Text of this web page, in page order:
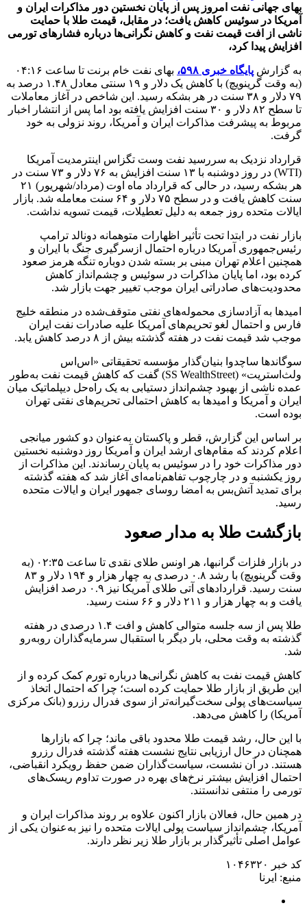
بهای جهانی نفت امروز پس از پایان نخستین دور مذاکرات ایران و
آمریکا در سوئیس کاهش یافت؛ در مقابل، قیمت طلا با حمایت
ناشی از افت قیمت نفت و کاهش نگرانی‌ها درباره فشارهای تورمی
افزایش پیدا کرد،
به گزارش پایگاه خبری ۵۹۸،
بهای نفت خام برنت تا ساعت ۰۴:۱۶
(به وقت گرینویچ) با کاهش یک دلار و ۱۹ سنتی معادل ۱.۴۸ درصد به
۷۹ دلار و ۳۸ سنت در هر بشکه رسید. این شاخص در آغاز معاملات
تا سطح ۸۲ دلار و ۳۰ سنت افزایش یافته بود اما پس از انتشار اخبار
مربوط به پیشرفت مذاکرات ایران و آمریکا، روند نزولی به خود
گرفت.
قرارداد نزدیک به سررسید نفت وست تگزاس اینترمدیت آمریکا
(WTI) در روز دوشنبه با ۱۳ سنت افزایش به ۷۶ دلار و ۷۳ سنت در
هر بشکه رسید، در حالی که قرارداد ماه اوت (مرداد/شهریور) ۲۱
سنت کاهش یافت و در سطح ۷۵ دلار و ۶۴ سنت معامله شد. بازار
ایالات متحده روز جمعه به دلیل تعطیلات، قیمت تسویه نداشت.
بازار نفت در ابتدا تحت تأثیر اظهارات متوهمانه دونالد ترامپ
رئیس‌جمهوری آمریکا درباره احتمال ازسرگیری جنگ با ایران و
همچنین اعلام تهران مبنی بر بسته شدن دوباره تنگه هرمز صعود
کرده بود، اما پایان مذاکرات در سوئیس و چشم‌انداز کاهش
محدودیت‌های صادراتی ایران موجب تغییر جهت بازار شد.
امیدها به آزادسازی محموله‌های نفتی متوقف‌شده در منطقه خلیج
فارس و احتمال لغو تحریم‌های آمریکا علیه صادرات نفت ایران
موجب شد قیمت نفت در هفته گذشته بیش از ۸ درصد کاهش یابد.
سوگاندها ساچدوا بنیان‌گذار مؤسسه تحقیقاتی «اس‌اس
ولث‌استریت» (SS WealthStreet) گفت که کاهش قیمت نفت به‌طور
عمده ناشی از بهبود چشم‌انداز دستیابی به یک راه‌حل دیپلماتیک میان
ایران و آمریکا و امیدها به کاهش احتمالی تحریم‌های نفتی تهران
بوده است.
بر اساس این گزارش، قطر و پاکستان به‌عنوان دو کشور میانجی
اعلام کردند که مقام‌های ارشد ایران و آمریکا روز دوشنبه نخستین
دور مذاکرات خود را در سوئیس به پایان رساندند. این مذاکرات از
روز یکشنبه و در چارچوب تفاهم‌نامه‌ای آغاز شد که هفته گذشته
برای تمدید آتش‌بس به امضا روسای جمهور ایران و ایالات متحده
رسید.
بازگشت طلا به مدار صعود
در بازار فلزات گرانبها، هر اونس طلای نقدی تا ساعت ۰۲:۳۵ (به
وقت گرینویچ) با رشد ۰.۸ درصدی به چهار هزار و ۱۹۴ دلار و ۸۳
سنت رسید. قراردادهای آتی طلای آمریکا نیز ۰.۹ درصد افزایش
یافت و به چهار هزار و ۲۱۱ دلار و ۶۶ سنت رسید.
طلا پس از سه جلسه متوالی کاهش و افت ۱.۴ درصدی در هفته
گذشته به وقت محلی، بار دیگر با استقبال سرمایه‌گذاران روبه‌رو
شد.
کاهش قیمت نفت به کاهش نگرانی‌ها درباره تورم کمک کرده و از
این طریق از بازار طلا حمایت کرده است؛ چرا که احتمال اتخاذ
سیاست‌های پولی سخت‌گیرانه‌تر از سوی فدرال رزرو (بانک مرکزی
آمریکا) را کاهش می‌دهد.
با این حال، رشد قیمت طلا محدود باقی ماند؛ چرا که بازارها
همچنان در حال ارزیابی نتایج نشست هفته گذشته فدرال رزرو
هستند. در آن نشست، سیاست‌گذاران ضمن حفظ رویکرد انقباضی،
احتمال افزایش بیشتر نرخ‌های بهره در صورت تداوم ریسک‌های
تورمی را منتفی ندانستند.
در همین حال، فعالان بازار اکنون علاوه بر روند مذاکرات ایران و
آمریکا، چشم‌انداز سیاست پولی ایالات متحده را نیز به‌عنوان یکی از
عوامل اصلی تأثیرگذار بر بازار طلا زیر نظر دارند.
کد خبر ۱۰۴۶۳۲۰
منبع: ایرنا